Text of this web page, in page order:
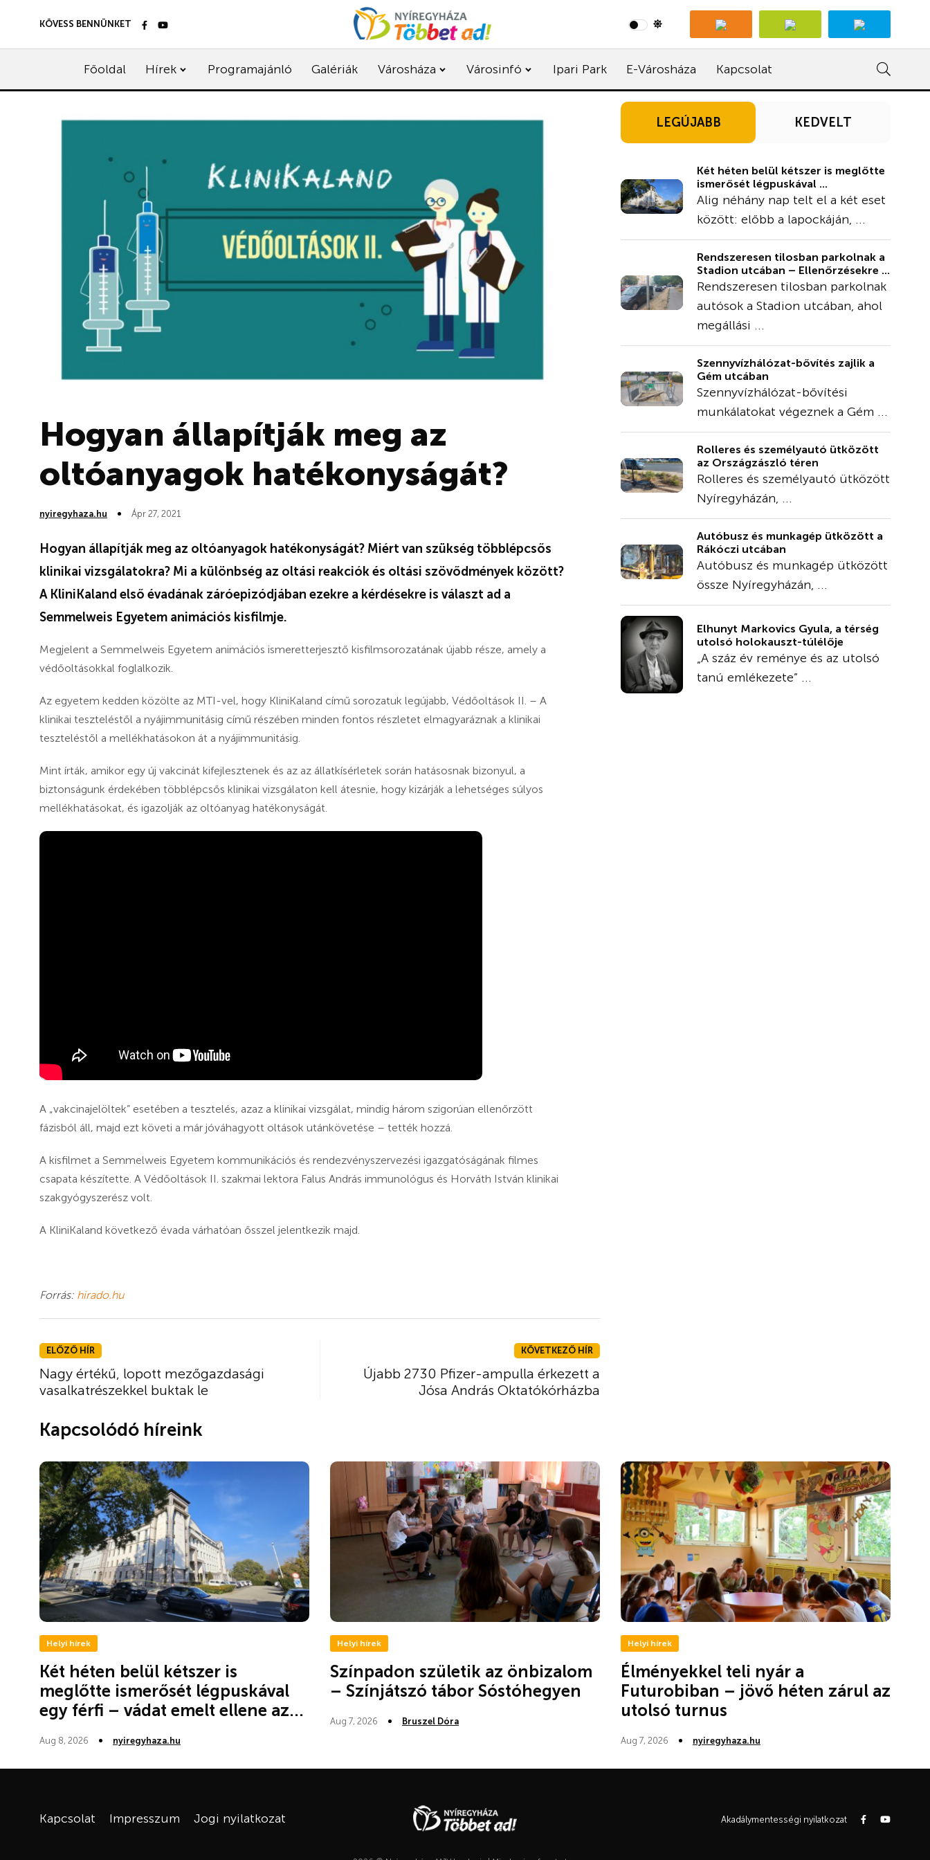
KÖVESS BENNÜNKET
Főoldal Hírek Programajánló Galériák Városháza Városinfó Ipari Park E-Városháza Kapcsolat
Hogyan állapítják meg az
oltóanyagok hatékonyságát?
nyiregyhaza.hu Ápr 27, 2021
Hogyan állapítják meg az oltóanyagok hatékonyságát? Miért van szükség többlépcsős
klinikai vizsgálatokra? Mi a különbség az oltási reakciók és oltási szövődmények között?
A KliniKaland első évadának záróepizódjában ezekre a kérdésekre is választ ad a
Semmelweis Egyetem animációs kisfilmje.
Megjelent a Semmelweis Egyetem animációs ismeretterjesztő kisfilmsorozatának újabb része, amely a
védőoltásokkal foglalkozik.
Az egyetem kedden közölte az MTI-vel, hogy KliniKaland című sorozatuk legújabb, Védőoltások II. – A
klinikai teszteléstől a nyájimmunitásig című részében minden fontos részletet elmagyaráznak a klinikai
teszteléstől a mellékhatásokon át a nyájimmunitásig.
Mint írták, amikor egy új vakcinát kifejlesztenek és az az állatkísérletek során hatásosnak bizonyul, a
biztonságunk érdekében többlépcsős klinikai vizsgálaton kell átesnie, hogy kizárják a lehetséges súlyos
mellékhatásokat, és igazolják az oltóanyag hatékonyságát.
A „vakcinajelöltek” esetében a tesztelés, azaz a klinikai vizsgálat, mindig három szigorúan ellenőrzött
fázisból áll, majd ezt követi a már jóváhagyott oltások utánkövetése – tették hozzá.
A kisfilmet a Semmelweis Egyetem kommunikációs és rendezvényszervezési igazgatóságának filmes
csapata készítette. A Védőoltások II. szakmai lektora Falus András immunológus és Horváth István klinikai
szakgyógyszerész volt.
A KliniKaland következő évada várhatóan ősszel jelentkezik majd.
Forrás: hirado.hu
ELŐZŐ HÍR
Nagy értékű, lopott mezőgazdasági
vasalkatrészekkel buktak le
KÖVETKEZŐ HÍR
Újabb 2730 Pfizer-ampulla érkezett a
Jósa András Oktatókórházba
LEGÚJABB KEDVELT
Két héten belül kétszer is meglőtte
ismerősét légpuskával ...
Alig néhány nap telt el a két eset
között: előbb a lapockáján, ...
Rendszeresen tilosban parkolnak a
Stadion utcában – Ellenőrzésekre ...
Rendszeresen tilosban parkolnak
autósok a Stadion utcában, ahol
megállási ...
Szennyvízhálózat-bővítés zajlik a
Gém utcában
Szennyvízhálózat-bővítési
munkálatokat végeznek a Gém ...
Rolleres és személyautó ütközött
az Országzászló téren
Rolleres és személyautó ütközött
Nyíregyházán, ...
Autóbusz és munkagép ütközött a
Rákóczi utcában
Autóbusz és munkagép ütközött
össze Nyíregyházán, ...
Elhunyt Markovics Gyula, a térség
utolsó holokauszt-túlélője
„A száz év reménye és az utolsó
tanú emlékezete” ...
Kapcsolódó híreink
Helyi hírek
Két héten belül kétszer is
meglőtte ismerősét légpuskával
egy férfi – vádat emelt ellene az...
Aug 8, 2026 nyiregyhaza.hu
Helyi hírek
Színpadon születik az önbizalom
– Színjátszó tábor Sóstóhegyen
Aug 7, 2026 Bruszel Dóra
Helyi hírek
Élményekkel teli nyár a
Futurobiban – jövő héten zárul az
utolsó turnus
Aug 7, 2026 nyiregyhaza.hu
Kapcsolat Impresszum Jogi nyilatkozat Akadálymentességi nyilatkozat